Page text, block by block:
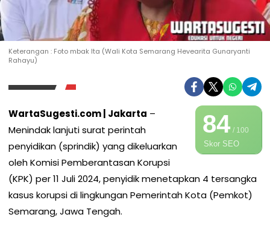
Keterangan : Foto mbak Ita (Wali Kota Semarang Hevearita Gunaryanti
Rahayu)
84/ 100
Skor SEO
WartaSugesti.com | Jakarta –
Menindak lanjuti surat perintah
penyidikan (sprindik) yang dikeluarkan
oleh Komisi Pemberantasan Korupsi
(KPK) per 11 Juli 2024, penyidik menetapkan 4 tersangka
kasus korupsi di lingkungan Pemerintah Kota (Pemkot)
Semarang, Jawa Tengah.